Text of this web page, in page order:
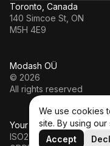
Modash OÜ
© 2026
All rights reserved
Your data’s in a safe
ISO27001
Toronto, Canada
140 Simcoe St, ON
M5H 4E9
We use cookies
site. By using
Accept